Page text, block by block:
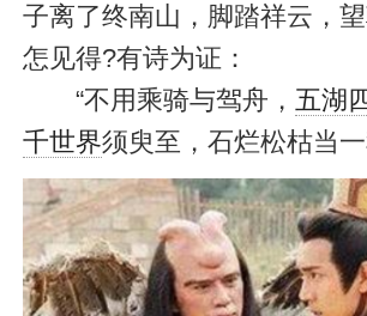
子离了终南山，脚踏祥云，望
怎见得?有诗为证：
“不用乘骑与驾舟， 五湖
千世界须臾至，石烂松枯当一